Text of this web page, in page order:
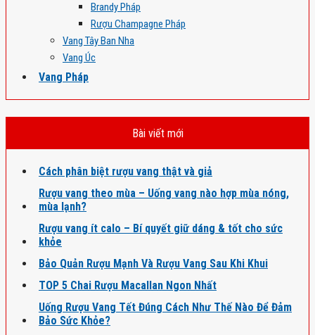
Brandy Pháp
Rượu Champagne Pháp
Vang Tây Ban Nha
Vang Úc
Vang Pháp
Bài viết mới
Cách phân biệt rượu vang thật và giả
Rượu vang theo mùa – Uống vang nào hợp mùa nóng,
mùa lạnh?
Rượu vang ít calo – Bí quyết giữ dáng & tốt cho sức
khỏe
Bảo Quản Rượu Mạnh Và Rượu Vang Sau Khi Khui
TOP 5 Chai Rượu Macallan Ngon Nhất
Uống Rượu Vang Tết Đúng Cách Như Thế Nào Để Đảm
Bảo Sức Khỏe?